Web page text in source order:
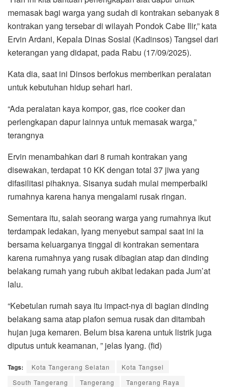
memasak bagi warga yang sudah di kontrakan sebanyak 8
kontrakan yang tersebar di wilayah Pondok Cabe Ilir,” kata
Ervin Ardani, Kepala Dinas Sosial (Kadinsos) Tangsel dari
keterangan yang didapat, pada Rabu (17/09/2025).
Kata dia, saat ini Dinsos berfokus memberikan peralatan
untuk kebutuhan hidup sehari hari.
“Ada peralatan kaya kompor, gas, rice cooker dan
perlengkapan dapur lainnya untuk memasak warga,”
terangnya
Ervin menambahkan dari 8 rumah kontrakan yang
disewakan, terdapat 10 KK dengan total 37 jiwa yang
difasilitasi pihaknya. Sisanya sudah mulai memperbaiki
rumahnya karena hanya mengalami rusak ringan.
Sementara itu, salah seorang warga yang rumahnya ikut
terdampak ledakan, Iyang menyebut sampai saat ini ia
bersama keluarganya tinggal di kontrakan sementara
karena rumahnya yang rusak dibagian atap dan dinding
belakang rumah yang rubuh akibat ledakan pada Jum’at
lalu.
“Kebetulan rumah saya itu impact-nya di bagian dinding
belakang sama atap plafon semua rusak dan ditambah
hujan juga kemaren. Belum bisa karena untuk listrik juga
diputus untuk keamanan, ” jelas Iyang. (fid)
Tags: Kota Tangerang Selatan
Kota Tangsel
South Tangerang
Tangerang
Tangerang Raya